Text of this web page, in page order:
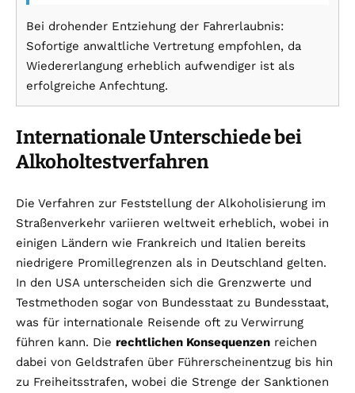
Bei drohender Entziehung der Fahrerlaubnis:
Sofortige anwaltliche Vertretung empfohlen, da
Wiedererlangung erheblich aufwendiger ist als
erfolgreiche Anfechtung.
Internationale Unterschiede bei
Alkoholtestverfahren
Die Verfahren zur Feststellung der Alkoholisierung im
Straßenverkehr variieren weltweit erheblich, wobei in
einigen Ländern wie Frankreich und Italien bereits
niedrigere Promillegrenzen als in Deutschland gelten.
In den USA unterscheiden sich die Grenzwerte und
Testmethoden sogar von Bundesstaat zu Bundesstaat,
was für internationale Reisende oft zu Verwirrung
führen kann. Die rechtlichen Konsequenzen reichen
dabei von Geldstrafen über Führerscheinentzug bis hin
zu Freiheitsstrafen, wobei die Strenge der Sanktionen